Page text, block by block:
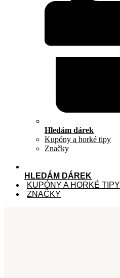
Hledám dárek
Kupóny a horké tipy
Značky
HLEDÁM DÁREK
KUPÓNY A HORKÉ TIPY
ZNAČKY